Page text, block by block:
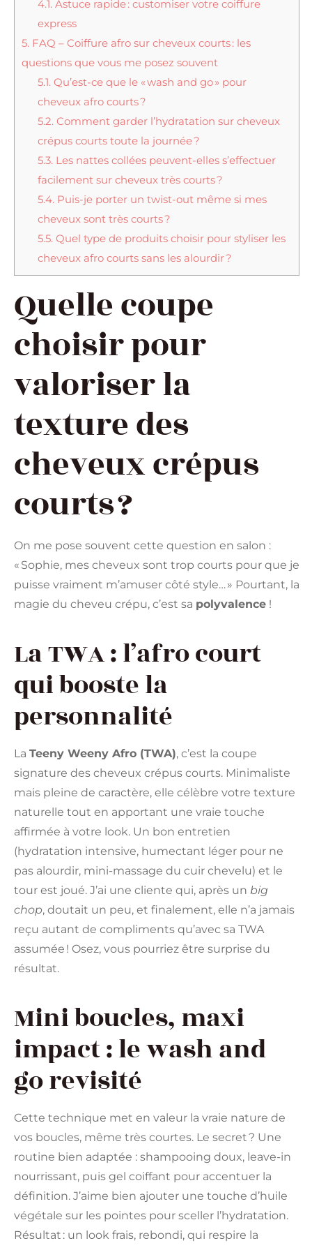
4.1. Astuce rapide : customiser votre coiffure
express
5. FAQ – Coiffure afro sur cheveux courts : les
questions que vous me posez souvent
5.1. Qu’est-ce que le « wash and go » pour
cheveux afro courts ?
5.2. Comment garder l’hydratation sur cheveux
crépus courts toute la journée ?
5.3. Les nattes collées peuvent-elles s’effectuer
facilement sur cheveux très courts ?
5.4. Puis-je porter un twist-out même si mes
cheveux sont très courts ?
5.5. Quel type de produits choisir pour styliser les
cheveux afro courts sans les alourdir ?
Quelle coupe
choisir pour
valoriser la
texture des
cheveux crépus
courts ?
On me pose souvent cette question en salon :
« Sophie, mes cheveux sont trop courts pour que je
puisse vraiment m’amuser côté style… » Pourtant, la
magie du cheveu crépu, c’est sa polyvalence !
La TWA : l’afro court
qui booste la
personnalité
La Teeny Weeny Afro (TWA), c’est la coupe
signature des cheveux crépus courts. Minimaliste
mais pleine de caractère, elle célèbre votre texture
naturelle tout en apportant une vraie touche
affirmée à votre look. Un bon entretien
(hydratation intensive, humectant léger pour ne
pas alourdir, mini-massage du cuir chevelu) et le
tour est joué. J’ai une cliente qui, après un big
chop, doutait un peu, et finalement, elle n’a jamais
reçu autant de compliments qu’avec sa TWA
assumée ! Osez, vous pourriez être surprise du
résultat.
Mini boucles, maxi
impact : le wash and
go revisité
Cette technique met en valeur la vraie nature de
vos boucles, même très courtes. Le secret ? Une
routine bien adaptée : shampooing doux, leave-in
nourrissant, puis gel coiffant pour accentuer la
définition. J’aime bien ajouter une touche d’huile
végétale sur les pointes pour sceller l’hydratation.
Résultat : un look frais, rebondi, qui respire la